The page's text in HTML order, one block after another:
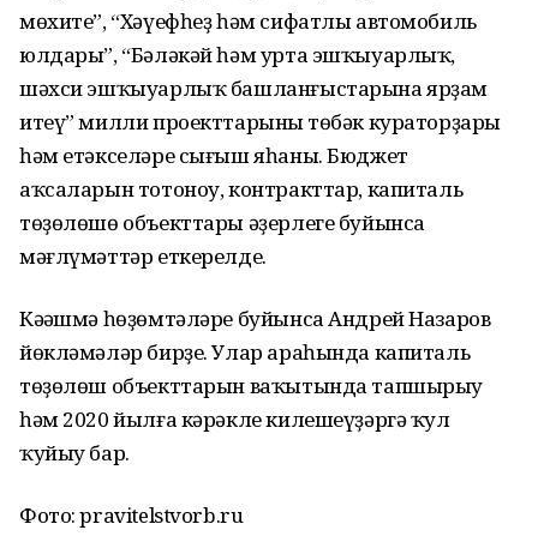
мөхите”, “Хәүефһеҙ һәм сифатлы автомобиль
юлдары”, “Бәләкәй һәм урта эшҡыуарлыҡ,
шәхси эшҡыуарлыҡ башланғыстарына ярҙам
итеү” милли проекттарының төбәк кураторҙары
һәм етәкселәре сығыш яһаны. Бюджет
аҡсаларын тотоноу, контракттар, капиталь
төҙөлөшө объекттары әҙерлеге буйынса
мәғлүмәттәр еткерелде.
Кәңәшмә һөҙөмтәләре буйынса Андрей Назаров
йөкләмәләр бирҙе. Улар араһында капиталь
төҙөлөш объекттарын ваҡытында тапшырыу
һәм 2020 йылға кәрәкле килешеүҙәргә ҡул
ҡуйыу бар.
Фото: pravitelstvorb.ru